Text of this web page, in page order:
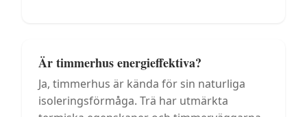
Är timmerhus energieffektiva?
Ja, timmerhus är kända för sin naturliga
isoleringsförmåga. Trä har utmärkta